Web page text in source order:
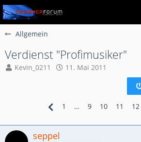
Allgemein
Verdienst "Profimusiker"
Kevin_0211
11. Mai 2011
1 … 9 10 11 12
seppel